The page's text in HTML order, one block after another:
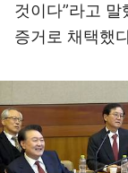
것이다”라고
증거로 채택했